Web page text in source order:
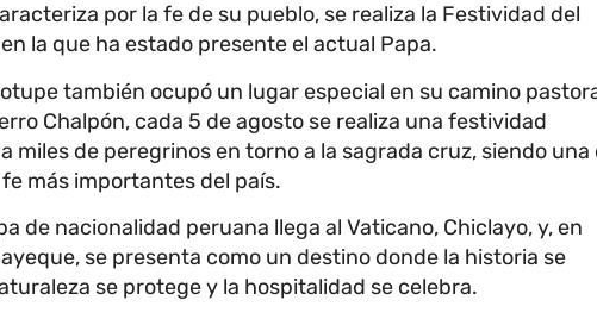
por la fe de su pueblo, se realiza la Festividad del
la que ha estado presente el actual Papa.
también ocupó un lugar especial en su camino
Chalpón, cada 5 de agosto se realiza una festividad
miles de peregrinos en torno a la sagrada cruz, siendo una
más importantes del país.
de nacionalidad peruana llega al Vaticano, Chiclayo, y, en
se presenta como un destino donde la historia se
se protege y la hospitalidad se celebra.